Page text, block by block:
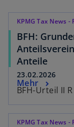
KPMG Tax News
BFH:
Anteile
23.02.2026
BFH-Urteil II
Mehr
KPMG Tax News